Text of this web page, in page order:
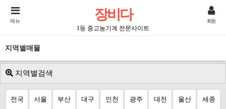
장비다
1등 중고농기계 전문사이트
메뉴 회원
지역별매물
지역별검색
전국 서울 부산 대구 인천 광주 대전 울산 세종